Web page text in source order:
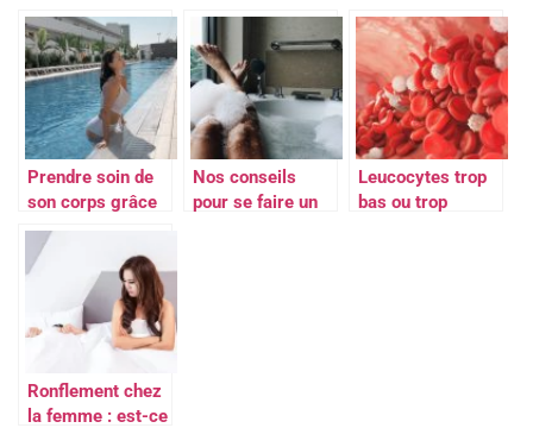
qualite ?
Audioprothesiste
veut dire quoi ?
Prendre soin de
son corps grâce
à des séances
d’aquabike
Nos conseils
pour se faire un
Leucocytes trop
bas ou trop
Ronflement chez
la femme : est-ce